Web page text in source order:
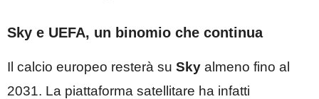
Sky e UEFA, un binomio che continua
Il calcio europeo resterà su Sky almeno fino al
2031. La piattaforma satellitare ha infatti